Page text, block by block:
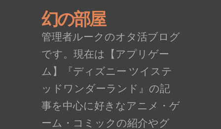
幻の部屋
管理者ルークのオタ活ブログ
です。現在は【アプリゲー
ム】『ディズニー ツイステ
ッドワンダーランド』の記
事を中心に好きなアニメ・ゲ
ーム・コミックの紹介やグ